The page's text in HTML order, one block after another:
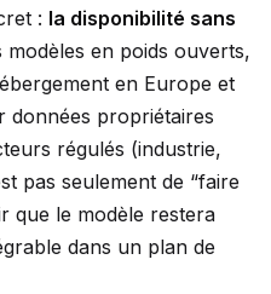
: la disponibilité sans
modèles en poids ouverts,
en Europe et
données propriétaires
régulés (industrie,
pas seulement de “faire
que le modèle restera
dans un plan de